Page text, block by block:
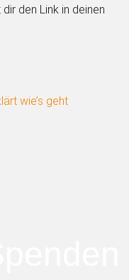
den Link in deinen
wie’s geht